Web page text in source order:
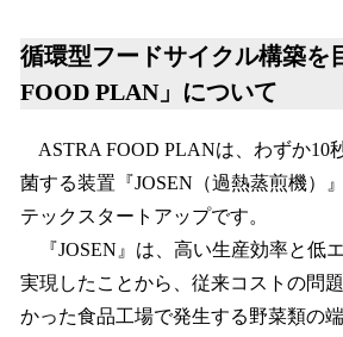
循環型フードサイクル構築を
FOOD PLAN」について
ASTRA FOOD PLANは、わずか10
菌する装置『JOSEN（過熱蒸煎機）
テックスタートアップです。
『JOSEN』は、高い生産効率と低
実現したことから、従来コストの問
かった食品工場で発生する野菜類の